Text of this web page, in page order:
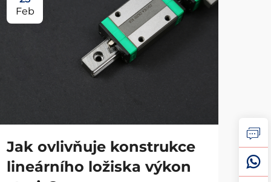
Feb
Jak ovlivňuje konstrukce
lineárního ložiska výkon